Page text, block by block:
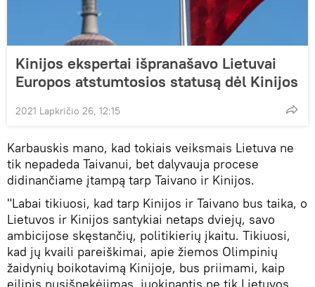
Kinijos ekspertai išpranašavo Lietuvai
Europos atstumtosios statusą dėl Kinijos
2021 Lapkričio 26, 12:15
Karbauskis mano, kad tokiais veiksmais Lietuva ne
tik nepadeda Taivanui, bet dalyvauja procese
didinančiame įtampą tarp Taivano ir Kinijos.
"Labai tikiuosi, kad tarp Kinijos ir Taivano bus taika, o
Lietuvos ir Kinijos santykiai netaps dviejų, savo
ambicijose skęstančių, politikierių įkaitu. Tikiuosi,
kad jų kvaili pareiškimai, apie žiemos Olimpinių
žaidynių boikotavimą Kinijoje, bus priimami, kaip
eilinis nusišnekėjimas, juokinantis ne tik Lietuvos